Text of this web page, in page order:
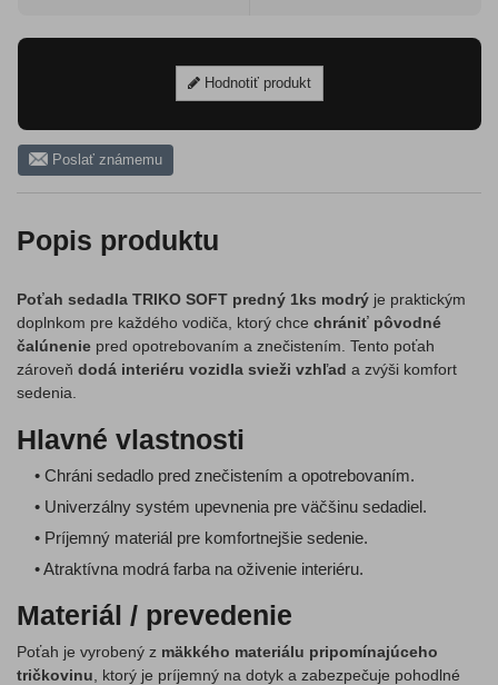
Hodnotiť produkt
Poslať známemu
Popis produktu
Poťah sedadla TRIKO SOFT predný 1ks modrý je praktickým
doplnkom pre každého vodiča, ktorý chce chrániť pôvodné
čalúnenie pred opotrebovaním a znečistením. Tento poťah
zároveň dodá interiéru vozidla svieži vzhľad a zvýši komfort
sedenia.
Hlavné vlastnosti
• Chráni sedadlo pred znečistením a opotrebovaním.
• Univerzálny systém upevnenia pre väčšinu sedadiel.
• Príjemný materiál pre komfortnejšie sedenie.
• Atraktívna modrá farba na oživenie interiéru.
Materiál / prevedenie
Poťah je vyrobený z mäkkého materiálu pripomínajúceho
tričkovinu , ktorý je príjemný na dotyk a zabezpečuje pohodlné